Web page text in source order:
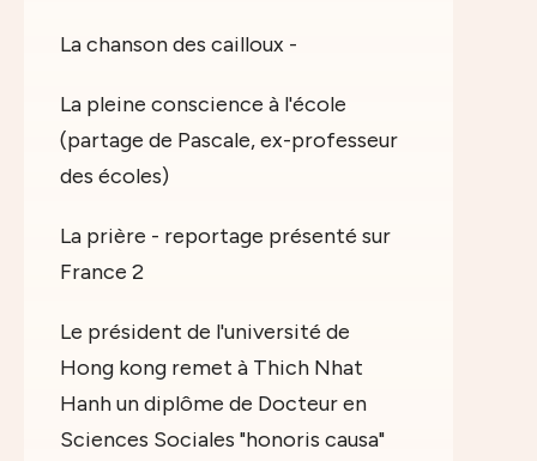
La chanson des cailloux -
La pleine conscience à l'école
(partage de Pascale, ex-professeur
des écoles)
La prière - reportage présenté sur
France 2
Le président de l'université de
Hong kong remet à Thich Nhat
Hanh un diplôme de Docteur en
Sciences Sociales "honoris causa"